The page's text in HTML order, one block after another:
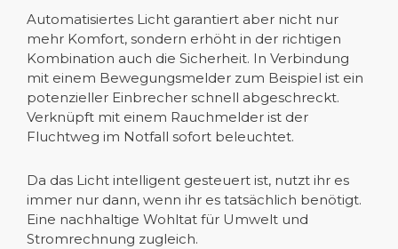
Automatisiertes Licht garantiert aber nicht nur
mehr Komfort, sondern erhöht in der richtigen
Kombination auch die Sicherheit. In Verbindung
mit einem Bewegungsmelder zum Beispiel ist ein
potenzieller Einbrecher schnell abgeschreckt.
Verknüpft mit einem Rauchmelder ist der
Fluchtweg im Notfall sofort beleuchtet.
Da das Licht intelligent gesteuert ist, nutzt ihr es
immer nur dann, wenn ihr es tatsächlich benötigt.
Eine nachhaltige Wohltat für Umwelt und
Stromrechnung zugleich.